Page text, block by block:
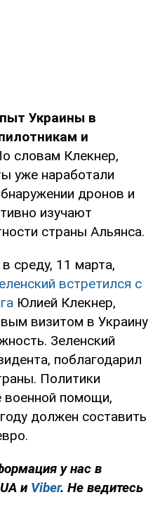
Украины в
и
словам Клекнер,
уже наработали
дронов и
изучают
страны Альянса.
среду, 11 марта,
встретился с
Юлией Клекнер,
визитом в Украину
Зеленский
поблагодарил
Политики
военной помощи,
должен составить
у нас в
и Viber. Не ведитесь